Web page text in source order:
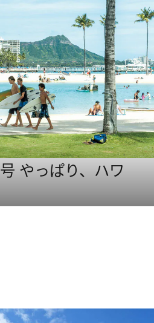
やっぱり、ハワ